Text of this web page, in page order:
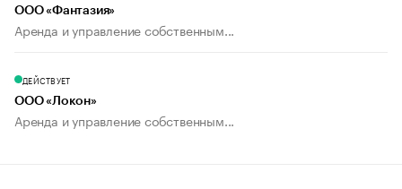
ООО «Фантазия»
Аренда и управление собственным...
ДЕЙСТВУЕТ
ООО «Локон»
Аренда и управление собственным...